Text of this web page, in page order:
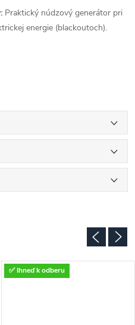
Praktický núdzový generátor pri
energie (blackoutoch).
✅ Ihneď k odberu